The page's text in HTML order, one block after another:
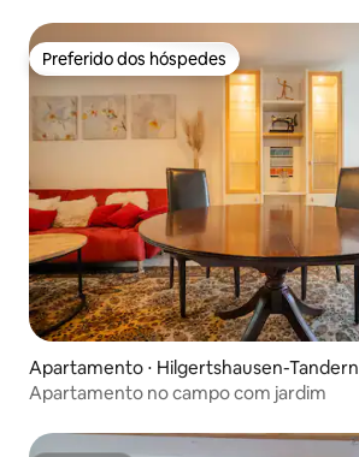
Preferido dos hóspedes
Preferido dos hóspedes
Apartamento ⋅ Hilgertshausen-Tandern
Apartamento no campo com jardim